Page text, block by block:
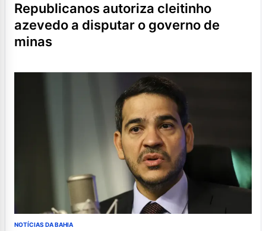
republicanos autoriza cleitinho
azevedo a disputar o governo de
minas
NOTÍCIAS DA BAHIA